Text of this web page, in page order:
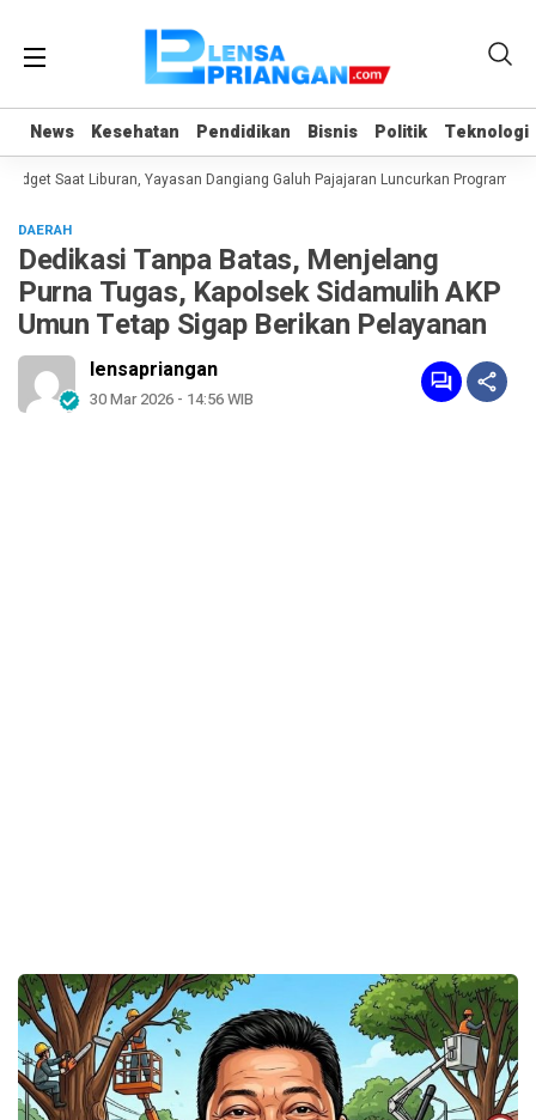
News Kesehatan Pendidikan Bisnis Politik Teknologi
News Kesehatan Pendidikan Bisnis Politik Teknologi
Saat Liburan, Yayasan Dangiang Galuh Pajajaran Luncurkan Program
DAERAH
Dedikasi Tanpa Batas, Menjelang
Purna Tugas, Kapolsek Sidamulih AKP
Umun Tetap Sigap Berikan Pelayanan
lensapriangan
30 Mar 2026 - 14:56 WIB